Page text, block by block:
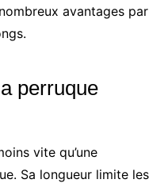
avantages par
perruque
vite qu’une
Sa longueur limite les